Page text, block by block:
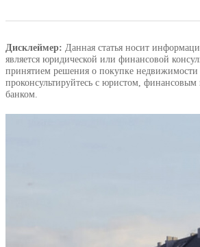
Дисклеймер: Данная статья носит
является юридической или финансовой
принятием решения о покупке недвижимости
проконсультируйтесь с юристом, финансовым
банком.